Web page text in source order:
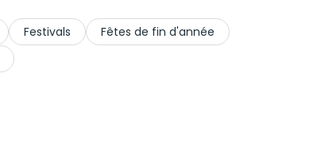
Festivals
Fêtes de fin d'année